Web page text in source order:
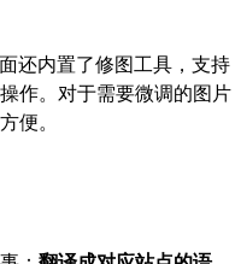
还内置了修图工具，支持
作。对于需要微调的图片
便。